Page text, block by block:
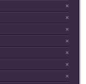
×
×
×
×
×
×
×